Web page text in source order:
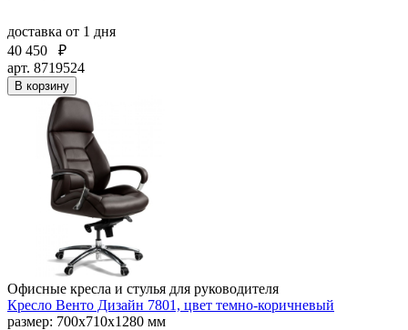
доставка от 1 дня
40 450
₽
арт. 8719524
В корзину
Офисные кресла и стулья для руководителя
Кресло Венто Дизайн 7801, цвет темно-коричневый
размер: 700х710х1280 мм